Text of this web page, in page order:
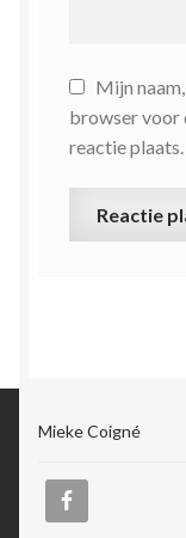
Mijn
browser voor
reactie plaats.
Mieke Coigné